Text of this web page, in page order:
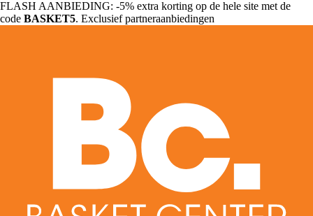
FLASH AANBIEDING: -5% extra korting op de hele site met de
code BASKET5. Exclusief partneraanbiedingen